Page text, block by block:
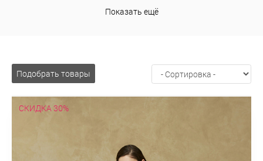
С карманами
Показать ещё
Подобрать товары
СКИДКА 30%